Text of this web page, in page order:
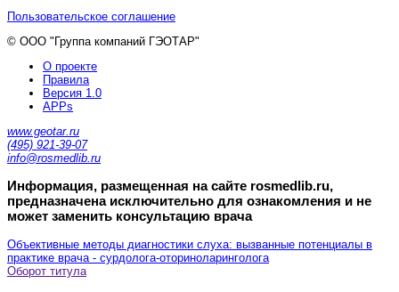
Пользовательское соглашение
© ООО "Группа компаний ГЭОТАР"
О проекте
Правила
Версия 1.0
APPs
www.geotar.ru
(495) 921-39-07
info@rosmedlib.ru
Информация, размещенная на сайте rosmedlib.ru,
предназначена исключительно для ознакомления и не
может заменить консультацию врача
Объективные методы диагностики слуха: вызванные потенциалы в
практике врача - сурдолога-оториноларинголога
Оборот титула